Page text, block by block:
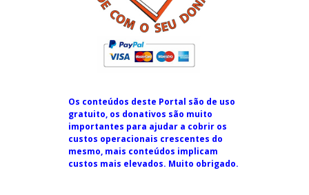
Os conteúdos deste Portal são de uso
gratuito, os donativos são muito
importantes para ajudar a cobrir os
custos operacionais crescentes do
mesmo, mais conteúdos implicam
custos mais elevados. Muito obrigado.